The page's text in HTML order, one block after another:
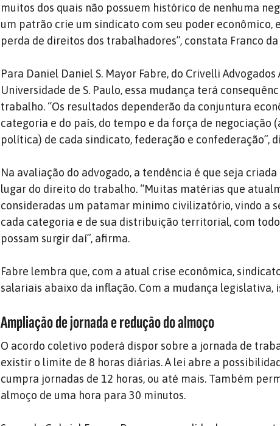
muitos dos quais não possuem histórico de nenhuma
um patrão crie um sindicato com seu poder econômico,
perda de direitos dos trabalhadores”, constata Franco da
Para Daniel Daniel S. Mayor Fabre, do Crivelli
Universidade de S. Paulo, essa mudança terá
trabalho. “Os resultados dependerão da conjuntura
categoria e do país, do tempo e da força de negociação
política) de cada sindicato, federação e confederação”,
Na avaliação do advogado, a tendência é que seja
lugar do direito do trabalho. “Muitas matérias que
consideradas um patamar minimo civilizatório, vindo a
cada categoria e de sua distribuição territorial, com
possam surgir daí”, afirma.
Fabre lembra que, com a atual crise econômica,
salariais abaixo da inflação. Com a mudança legislativa,
Ampliação de jornada e redução do almoço
O acordo coletivo poderá dispor sobre a jornada de
existir o limite de 8 horas diárias. A lei abre a
cumpra jornadas de 12 horas, ou até mais. Também
almoço de uma hora para 30 minutos.